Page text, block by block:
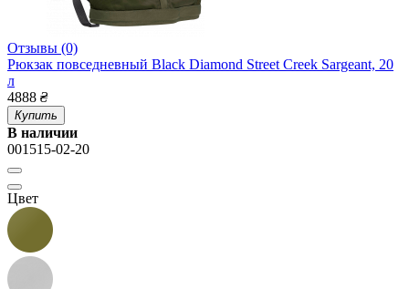
Отзывы (0)
Рюкзак повседневный Black Diamond Street Creek Sargeant, 20
л
4888 ₴
Купить
В наличии
001515-02-20
Цвет